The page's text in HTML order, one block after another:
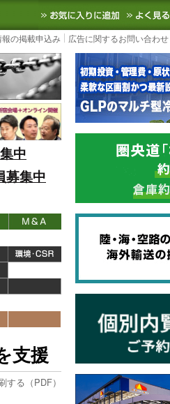
ど国内外の最新の物流ニュース
お気に
の掲載申込み 広告に関するお問い合わせ
中
募集中
支援
する（PDF）